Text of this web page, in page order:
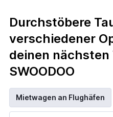
Durchstöbere
verschiedener
deinen nächsten
SWOODOO
Mietwagen an Flughäfen